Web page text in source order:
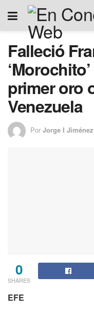
Falleció
primer oro
Venezuela
Por Jorge I
0
SHARES
EFE